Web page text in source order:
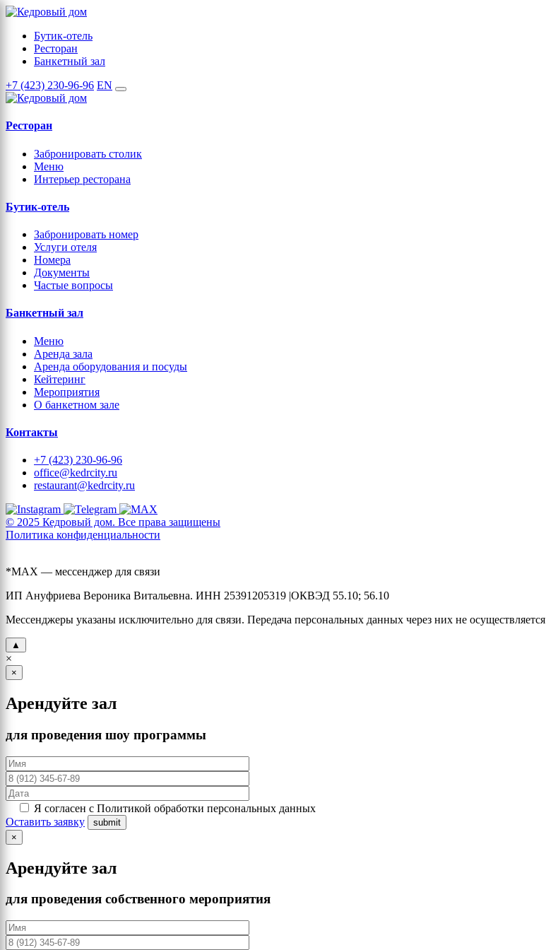
Бутик-отель
Ресторан
Банкетный зал
+7 (423) 230-96-96 EN
Ресторан
Забронировать столик
Меню
Интерьер ресторана
Бутик-отель
Забронировать номер
Услуги отеля
Номера
Документы
Частые вопросы
Банкетный зал
Меню
Аренда зала
Аренда оборудования и посуды
Кейтеринг
Мероприятия
О банкетном зале
Контакты
+7 (423) 230-96-96
office@kedrcity.ru
restaurant@kedrcity.ru
© 2025 Кедровый дом. Все права защищены
Политика конфиденциальности
*MAX — мессенджер для связи
ИП Ануфриева Вероника Витальевна. ИНН 25391205319 |ОКВЭД 55.10; 56.10
Мессенджеры указаны исключительно для связи. Передача персональных данных через них не осуществляется
▲
×
×
Арендуйте зал
для проведения шоу программы
Я согласен с Политикой обработки персональных данных
Оставить заявку
×
Арендуйте зал
для проведения собственного мероприятия